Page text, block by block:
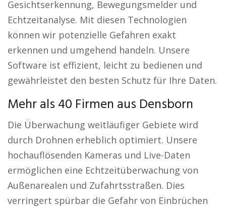
Gesichtserkennung, Bewegungsmelder und
Echtzeitanalyse. Mit diesen Technologien
können wir potenzielle Gefahren exakt
erkennen und umgehend handeln. Unsere
Software ist effizient, leicht zu bedienen und
gewährleistet den besten Schutz für Ihre Daten.
Mehr als 40 Firmen aus Densborn
Die Überwachung weitläufiger Gebiete wird
durch Drohnen erheblich optimiert. Unsere
hochauflösenden Kameras und Live-Daten
ermöglichen eine Echtzeitüberwachung von
Außenarealen und Zufahrtsstraßen. Dies
verringert spürbar die Gefahr von Einbrüchen